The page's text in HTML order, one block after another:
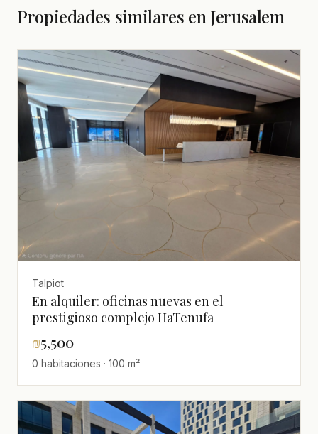
Propiedades similares en Jerusalem
Talpiot
En alquiler: oficinas nuevas en el
prestigioso complejo HaTenufa
₪5,500
0 habitaciones · 100 m²